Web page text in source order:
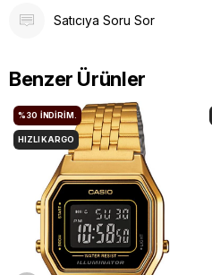
Satıcıya Soru Sor
Benzer Ürünler
%30 İNDIRIM.
HIZLI KARGO